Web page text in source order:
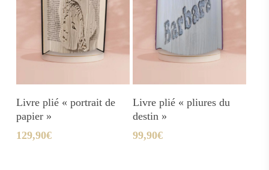
Ajouter Au Panier
Livre plié « portrait de
papier »
129,90€
Ajouter Au Panier
Livre plié « pliures du
destin »
99,90€